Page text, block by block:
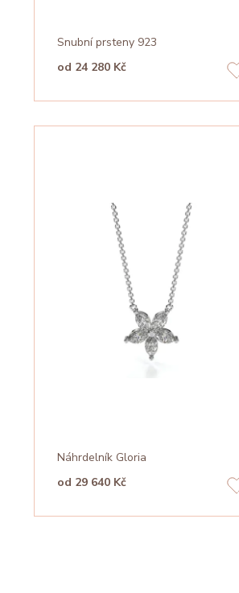
Snubní prsteny 923
od 24 280 Kč
Náhrdelník Gloria
od 29 640 Kč